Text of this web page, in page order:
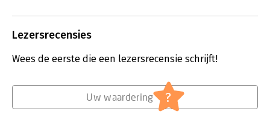
misgaat: iedereen roept iets over AI,
maar niemand weet wat het betekent
goed beheer.
Lezersrecensies
Wees de eerste die een lezersrecensie schrijft!
Uw waardering ?